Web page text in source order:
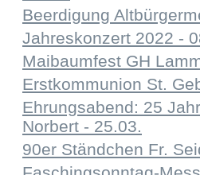
Beerdigung
Jahreskonzert 2022 -
Maibaumfest GH
Erstkommunion St.
Ehrungsabend: 25
Norbert - 25.03.
90er Ständchen Fr.